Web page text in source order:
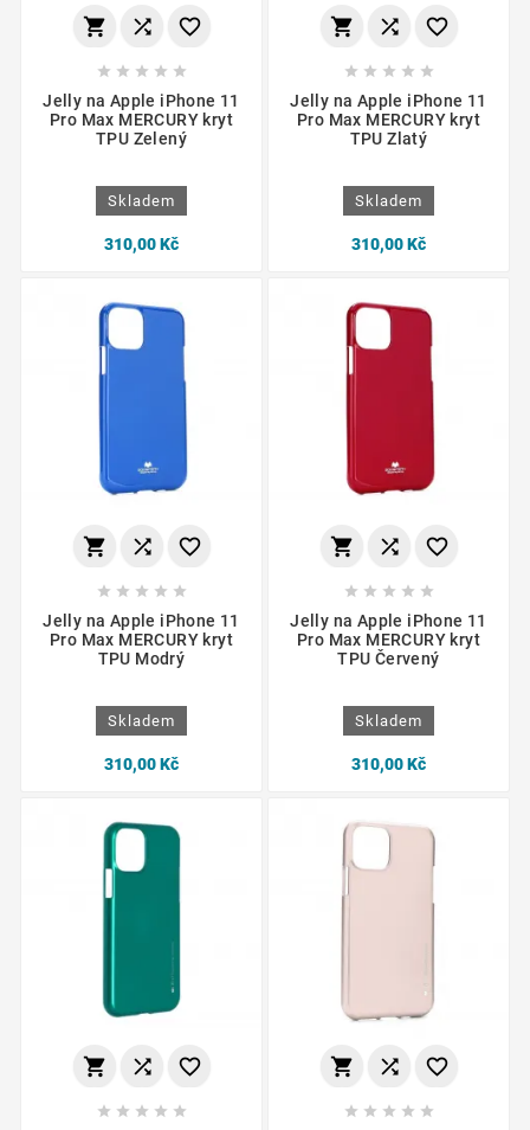
  
    
Jelly na Apple iPhone 11
Pro Max MERCURY kryt
TPU Zelený
Skladem
310,00 Kč
  
    
Jelly na Apple iPhone 11
Pro Max MERCURY kryt
TPU Zlatý
Skladem
310,00 Kč
  
    
Jelly na Apple iPhone 11
Pro Max MERCURY kryt
TPU Modrý
Skladem
310,00 Kč
  
    
Jelly na Apple iPhone 11
Pro Max MERCURY kryt
TPU Červený
Skladem
310,00 Kč
  
    
  
    